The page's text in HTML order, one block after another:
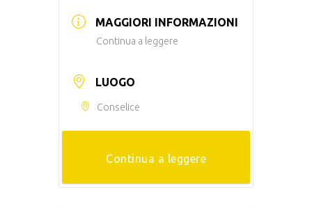
MAGGIORI INFORMAZIONI
Continua a leggere
LUOGO
Conselice
Continua a leggere